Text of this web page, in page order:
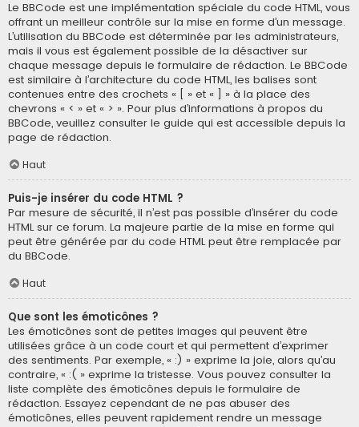
Le BBCode est une implémentation spéciale du code HTML, vous
offrant un meilleur contrôle sur la mise en forme d’un message.
L’utilisation du BBCode est déterminée par les administrateurs,
mais il vous est également possible de la désactiver sur
chaque message depuis le formulaire de rédaction. Le BBCode
est similaire à l’architecture du code HTML, les balises sont
contenues entre des crochets « [ » et « ] » à la place des
chevrons « < » et « > ». Pour plus d’informations à propos du
BBCode, veuillez consulter le guide qui est accessible depuis la
page de rédaction.
Haut
Puis-je insérer du code HTML ?
Par mesure de sécurité, il n’est pas possible d’insérer du code
HTML sur ce forum. La majeure partie de la mise en forme qui
peut être générée par du code HTML peut être remplacée par
du BBCode.
Haut
Que sont les émoticônes ?
Les émoticônes sont de petites images qui peuvent être
utilisées grâce à un code court et qui permettent d’exprimer
des sentiments. Par exemple, « :) » exprime la joie, alors qu’au
contraire, « :( » exprime la tristesse. Vous pouvez consulter la
liste complète des émoticônes depuis le formulaire de
rédaction. Essayez cependant de ne pas abuser des
émoticônes, elles peuvent rapidement rendre un message